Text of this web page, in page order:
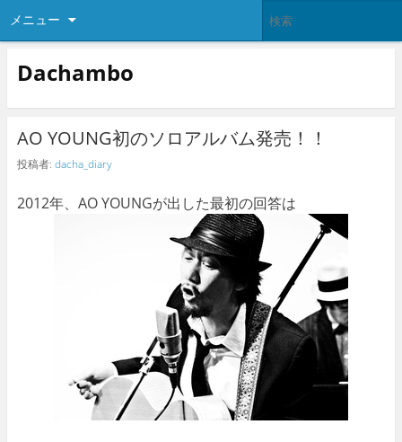
メニュー
Dachambo
AO YOUNG初のソロアルバム発売！！
投稿者: dacha_diary
2012年、AO YOUNGが出した最初の回答は